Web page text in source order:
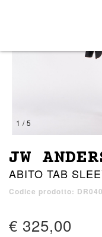
1 / 5
JW
ABITO TAB
Codice prodotto:
€ 325,00